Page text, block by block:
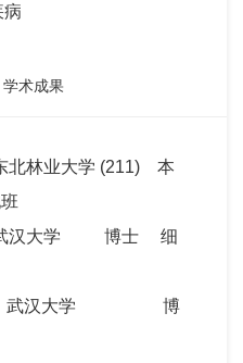
病
术成果
北林业大学 (211) 本
武汉大学 博士 细
12月 武汉大学 博